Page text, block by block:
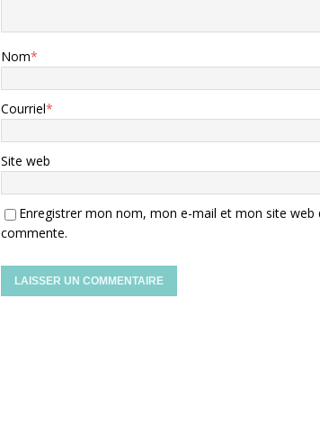
Nom*
Courriel*
Site web
Enregistrer mon nom, mon e-mail et mon site
commente.